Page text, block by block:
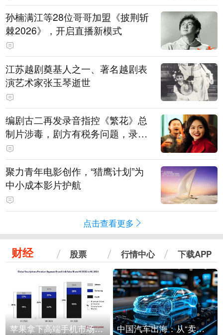
孙楠满江等28位哥哥加盟《披荆斩
棘2026》，开启直播新模式
江苏越剧奠基人之一、著名越剧表
演艺术家张玉琴逝世
编剧古二再发录音指控《繁花》总
制片涉毒，剧方有税务问题，录音
中王家卫称“一点够了，要不然又要
出事”
聚力青年电影创作，“猎鹰计划”为
中小成本影片护航
点击查看更多
财经 股票 行情中心 下载APP
苹果拿下高端手机市场65%的份额：iPhone 17系列功不可没 中国汽车出海：从“卖出去”到“走进去”